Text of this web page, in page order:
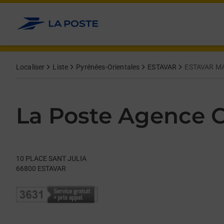
Allez au contenu
Localiser Liste Pyrénées-Orientales ESTAVAR ESTAVAR
La Poste Agence
10 PLACE SANT JULIA
66800 ESTAVAR
Day of the WeekHours
Get directions to La Poste Agence Communale at 10 PLACE
lien s'ouvre dans un nouvel onglet